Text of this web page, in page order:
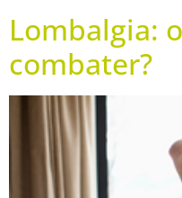
Lombalgia:
combater?